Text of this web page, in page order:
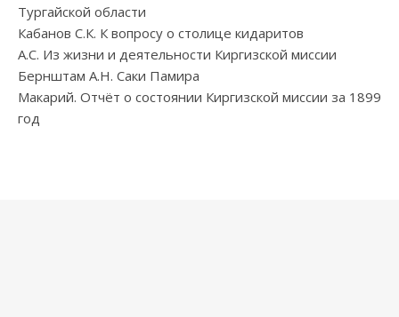
Тургайской области
Кабанов С.К. К вопросу о столице кидаритов
А.С. Из жизни и деятельности Киргизской миссии
Бернштам А.Н. Саки Памира
Макарий. Отчёт о состоянии Киргизской миссии за 1899
год